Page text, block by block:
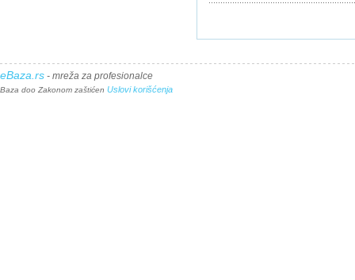
eBaza.rs - mreža za profesionalce
Baza doo Zakonom zaštićen Uslovi korišćenja